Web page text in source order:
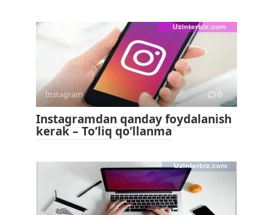
Instagram 0
Instagramdan qanday foydalanish
kerak – To’liq qo’llanma